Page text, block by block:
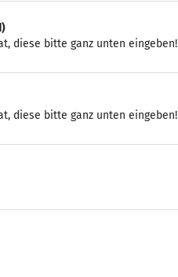
diese bitte ganz unten eingeben!
diese bitte ganz unten eingeben!